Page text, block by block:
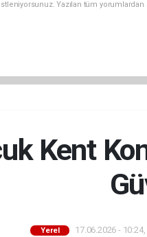
Yazılan tüm
Kent
Yerel 17.06.2026 -